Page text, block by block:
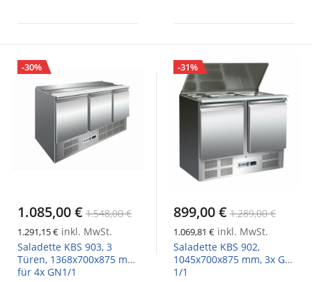
-30%
1.085,00 € 1.548,00 €
1.291,15 € inkl. MwSt.
Saladette KBS 903, 3
Türen, 1368x700x875 mm
für 4x GN1/1
-31%
899,00 € 1.289,00 €
1.069,81 € inkl. MwSt.
Saladette KBS 902,
1045x700x875 mm, 3x GN
1/1